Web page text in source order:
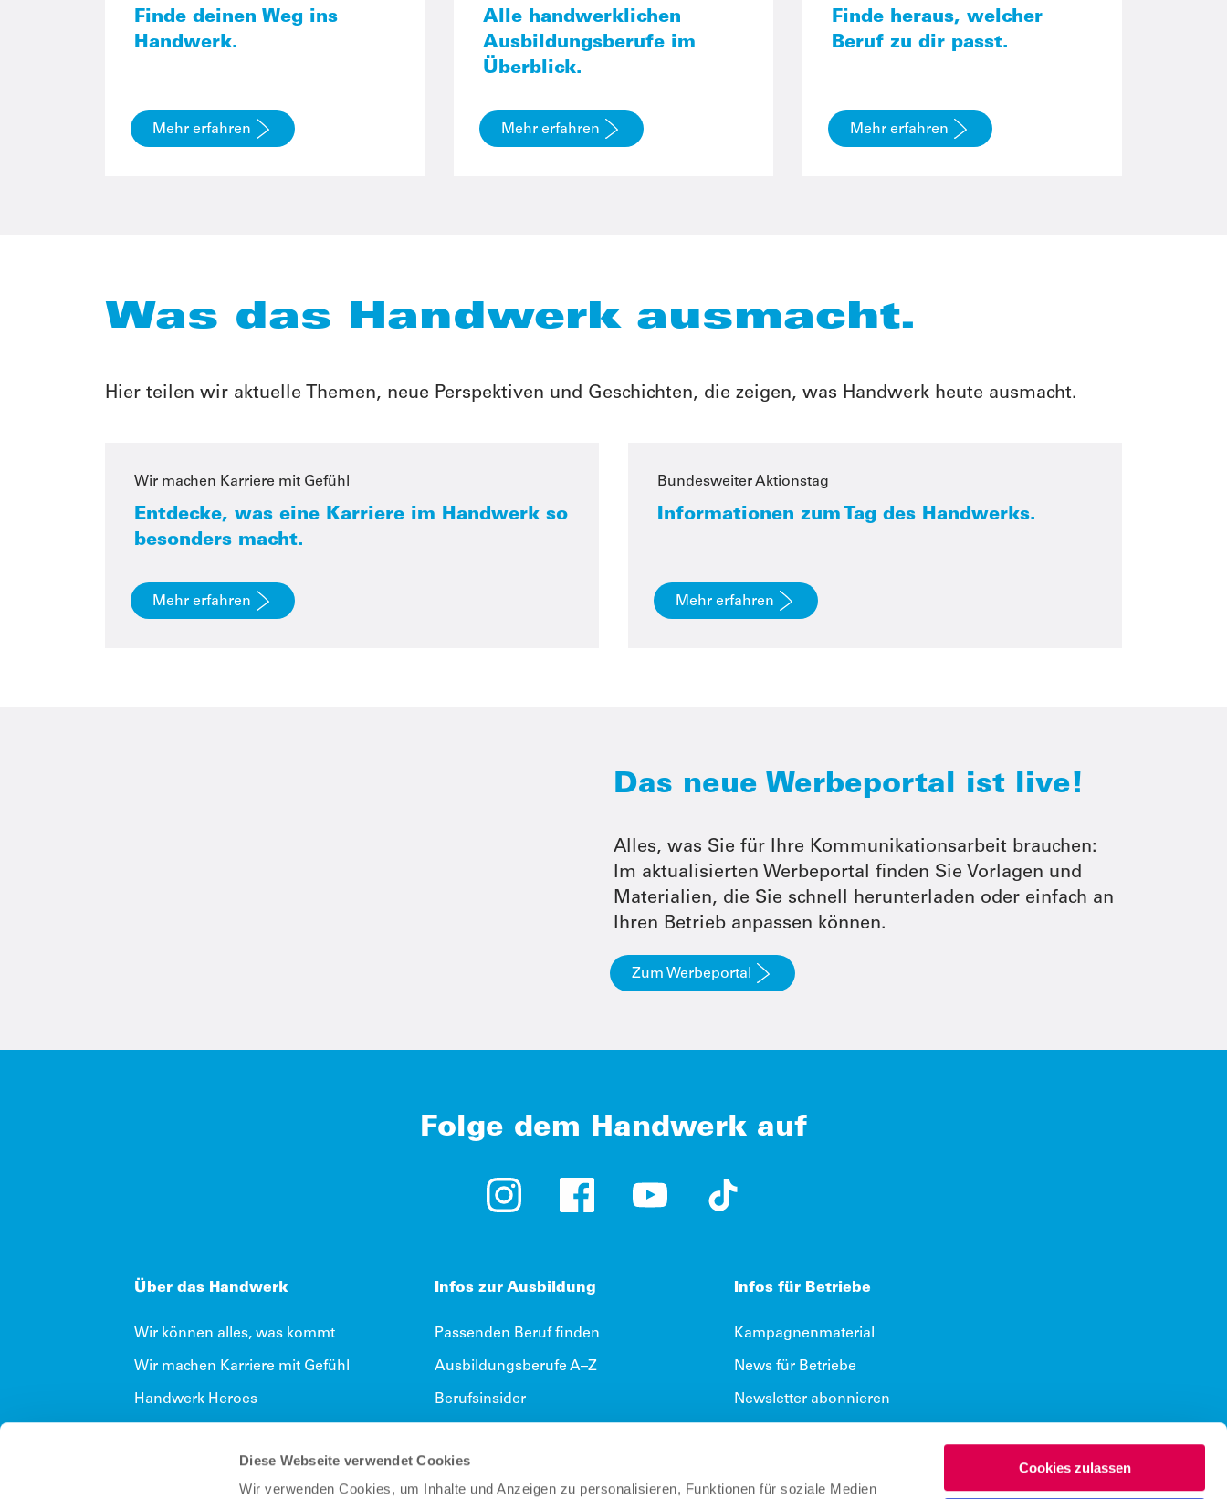
Diese Webseite verwendet Cookies
Wir verwenden Cookies, um Inhalte und Anzeigen zu personalisieren, Funktionen für soziale Medien
Cookies zulassen
Finde deinen Weg ins
Handwerk.
Mehr erfahren
Alle handwerklichen
Ausbildungsberufe im
Überblick.
Mehr erfahren
Finde heraus, welcher
Beruf zu dir passt.
Mehr erfahren
Was das Handwerk ausmacht.
Hier teilen wir aktuelle Themen, neue Perspektiven und Geschichten, die zeigen, was Handwerk heute ausmacht.
Wir machen Karriere mit Gefühl
Entdecke, was eine Karriere im Handwerk so
besonders macht.
Mehr erfahren
Bundesweiter Aktionstag
Informationen zum Tag des Handwerks.
Mehr erfahren
Das neue Werbeportal ist live!
Alles, was Sie für Ihre Kommunikationsarbeit brauchen:
Im aktualisierten Werbeportal finden Sie Vorlagen und
Materialien, die Sie schnell herunterladen oder einfach an
Ihren Betrieb anpassen können.
Zum Werbeportal
Folge dem Handwerk auf
Instagram (öffnet in neuem Tab)
Facebook (öffnet in neuem Tab)
YouTube (öffnet in neuem Tab)
TikTok (öffnet in neuem Tab)
Über das Handwerk
Wir können alles, was kommt
Wir machen Karriere mit Gefühl
Handwerk Heroes
Handwerk macht Zukunft
Infos zur Ausbildung
Passenden Beruf finden
Ausbildungsberufe A–Z
Berufsinsider
Ausbildungsberatung
Infos für Betriebe
Kampagnenmaterial
News für Betriebe
Newsletter abonnieren